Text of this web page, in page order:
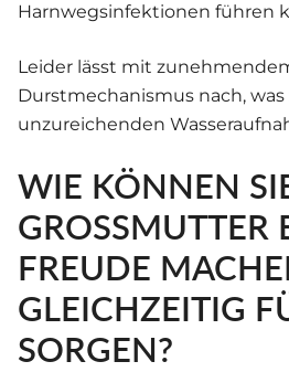
Harnwegsinfektionen führen
Leider lässt mit
Durstmechanismus nach, was
unzureichenden
WIE KÖNNEN
GROSSMUTTER
REUDE
LEICHZEITIG
ORGEN?